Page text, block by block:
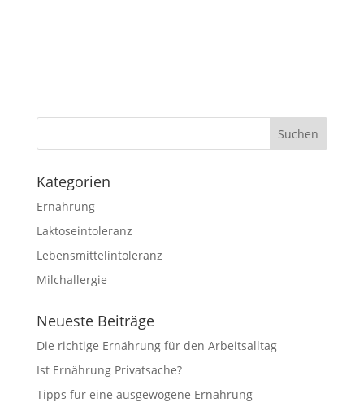
Kategorien
Ernährung
Laktoseintoleranz
Lebensmittelintoleranz
Milchallergie
Neueste Beiträge
Die richtige Ernährung für den Arbeitsalltag
Ist Ernährung Privatsache?
Tipps für eine ausgewogene Ernährung